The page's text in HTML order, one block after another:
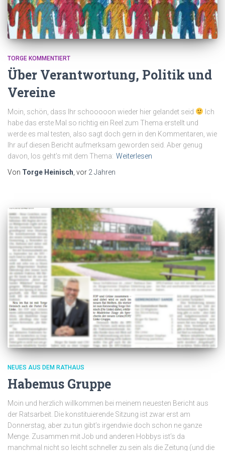
TORGE KOMMENTIERT
Über Verantwortung, Politik und
Vereine
Moin, schön, dass Ihr schooooon wieder hier gelandet seid
Ich
habe das erste Mal so richtig ein Reel zum Thema erstellt und
werde es mal testen, also sagt doch gern in den Kommentaren, wie
Ihr auf diesen Bericht aufmerksam geworden seid. Aber genug
davon, los geht’s mit dem Thema: Weiterlesen
Von Torge Heinisch , vor 2 Jahren
NEUES AUS DEM RATHAUS
Habemus Gruppe
Moin und herzlich willkommen bei meinem neuesten Bericht aus
der Ratsarbeit. Die konstituierende Sitzung ist zwar erst am
Donnerstag, aber zu tun gibt’s irgendwie doch schon ne ganze
Menge. Zusammen mit Job und anderen Hobbys ist’s da
manchmal nicht so leicht schneller zu sein als die Zeitung (und die